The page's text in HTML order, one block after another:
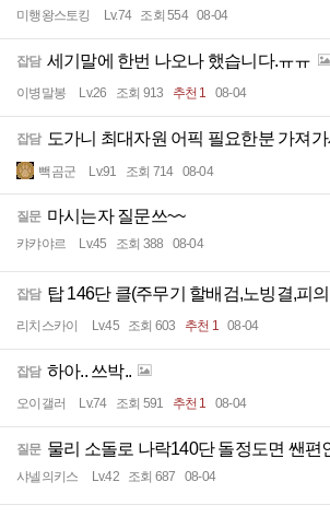
미행왕스토킹 Lv.74 조회 554 08-04
잡담 세기말에 한번 나오나 했습니다.ㅠㅠ
이병말봉 Lv.26 조회 913 추천 1 08-04
잡담 도가니 최대자원 어픽 필요한분 가져
빽곰군 Lv.91 조회 714 08-04
질문 마시는자 질문쓰~~
캬캬야르 Lv.45 조회 388 08-04
잡담 탑 146단 클(주무기 할배검,노빙결,피
리치스카이 Lv.45 조회 603 추천 1 08-04
잡담 하아.. 쓰박..
오이갤러 Lv.74 조회 591 추천 1 08-04
질문 물리 소돌로 나락140단 돌정도면 쌘편
샤넬의키스 Lv.42 조회 687 08-04